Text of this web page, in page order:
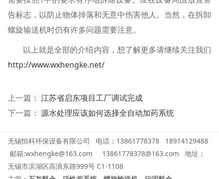
告标志，以防止物体掉落和无意中伤害他人。当然，在拆卸
螺旋输送机时仍有许多问题需要注意。
以上就是全部的介绍内容，想了解更多请继续关注我们
http://www.wxhengke.net/
上一篇： 江苏省启东项目工厂调试完成
下一篇： 源水处理应该如何选择全自动加药系统
无锡恒科环保设备有限公司 电话：13861778378 18914129488
邮箱:wxhengke@163.com 13861778378@163.com 地址：
无锡市滨湖区高浪东路999号 C1-1108